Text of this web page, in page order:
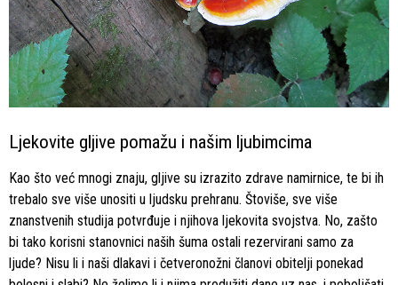
Ljekovite gljive pomažu i našim ljubimcima
Kao što već mnogi znaju, gljive su izrazito zdrave namirnice, te bi ih
trebalo sve više unositi u ljudsku prehranu. Štoviše, sve više
znanstvenih studija potvrđuje i njihova ljekovita svojstva. No, zašto
bi tako korisni stanovnici naših šuma ostali rezervirani samo za
ljude? Nisu li i naši dlakavi i četveronožni članovi obitelji ponekad